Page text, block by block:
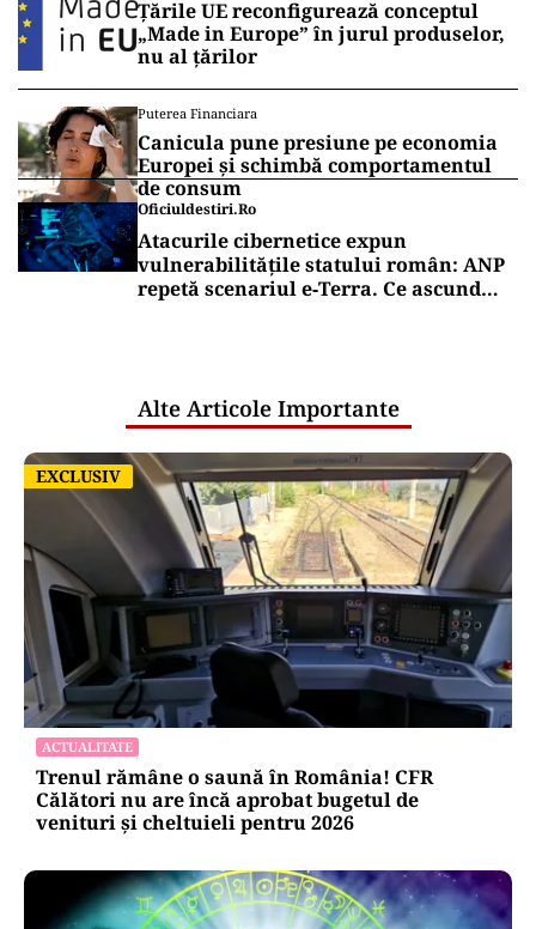
Țările UE reconfigurează conceptul
„Made in Europe” în jurul produselor,
nu al țărilor
Puterea Financiara
Canicula pune presiune pe economia
Europei și schimbă comportamentul
de consum
Oficiuldestiri.ro
Atacurile cibernetice expun
vulnerabilitățile statului român: ANP
repetă scenariul e‑Terra. Ce ascund
Alte Articole Importante
EXCLUSIV
EXCLUSIV
ACTUALITATE
Trenul rămâne o saună în România! CFR
Călători nu are încă aprobat bugetul de
venituri și cheltuieli pentru 2026